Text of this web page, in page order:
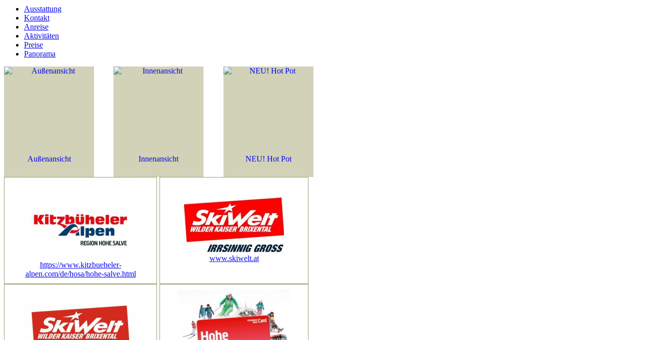
Ausstattung
Kontakt
Anreise
Aktivitäten
Preise
Panorama
Außenansicht Innenansicht NEU! Hot Pot
https://www.kitzbueheler-
alpen.com/de/hosa/hohe-salve.html
www.skiwelt.at